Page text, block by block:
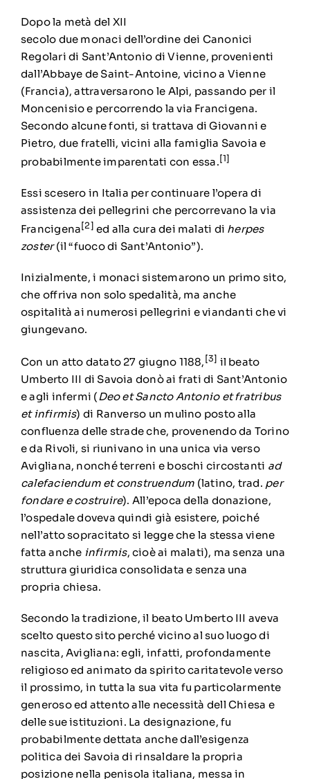
Dopo la metà del XII
secolo due monaci dell’ordine dei Canonici
Regolari di Sant’Antonio di Vienne, provenienti
dall’Abbaye de Saint-Antoine, vicino a Vienne
(Francia), attraversarono le Alpi, passando per il
Moncenisio e percorrendo lavia Francigena.
Secondo alcune fonti, si trattava di Giovanni e
Pietro, due fratelli, vicini alla famiglia Savoia e
probabilmente imparentati con essa.[1]
Essi scesero in Italia per continuare l’opera di
assistenza dei pellegrini che percorrevano lavia
Francigena[2] ed alla cura dei malati di herpes
zoster(il “fuoco di Sant’Antonio”).
Inizialmente, i monaci sistemarono un primo sito,
che offriva non solo spedalità, ma anche
ospitalità ai numerosi pellegrini e viandanti che vi
giungevano.
Con un atto datato 27 giugno 1188,[3] il beato
Umberto III di Savoia donò ai frati di Sant’Antonio
e agli infermi (Deo et Sancto Antonio et fratribus
et infirmis) di Ranverso un mulino posto alla
confluenza delle strade che, provenendo da Torino
e da Rivoli, si riunivano in una unica via verso
Avigliana, nonché terreni e boschi circostanti ad
calefaciendum et construendum (latino, trad. per
fondare e costruire). All’epoca della donazione,
l’ospedale doveva quindi già esistere, poiché
nell’atto sopracitato si legge che la stessa viene
fatta anche infirmis, cioè ai malati), ma senza una
struttura giuridica consolidata e senza una
propria chiesa.
Secondo la tradizione, il beato Umberto III aveva
scelto questo sito perché vicino al suo luogo di
nascita, Avigliana: egli, infatti, profondamente
religioso ed animato da spirito caritatevole verso
il prossimo, in tutta la sua vita fu particolarmente
generoso ed attento alle necessità dell Chiesa e
delle sue istituzioni. La designazione, fu
probabilmente dettata anche dall’esigenza
politica dei Savoia di rinsaldare la propria
posizione nella penisola italiana, messa in